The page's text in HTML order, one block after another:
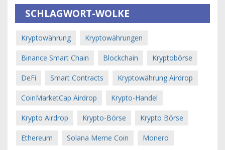
SCHLAGWORT-WOLKE
Kryptowährung Kryptowährungen
Binance Smart Chain Blockchain Kryptobörse
DeFi Smart Contracts Kryptowährung Airdrop
CoinMarketCap Airdrop Krypto-Handel
Krypto Airdrop Krypto-Börse Krypto Börse
Ethereum Solana Meme Coin Monero